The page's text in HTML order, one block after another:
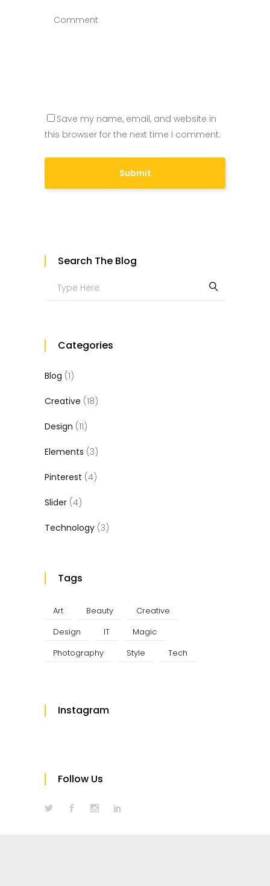
Save my name, email, and website in
this browser for the next time I comment.
Search The Blog
Search
Categories
Blog (1)
Creative (18)
Design (11)
Elements (3)
Pinterest (4)
Slider (4)
Technology (3)
Tags
Art Beauty
Creative
Design
IT
Magic
Photography
Style Tech
Instagram
Follow Us